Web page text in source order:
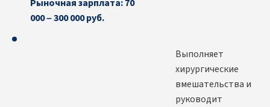
Рыночная зарплата: 70
000 – 300 000 руб.
Выполняет
хирургические
вмешательства и
руководит